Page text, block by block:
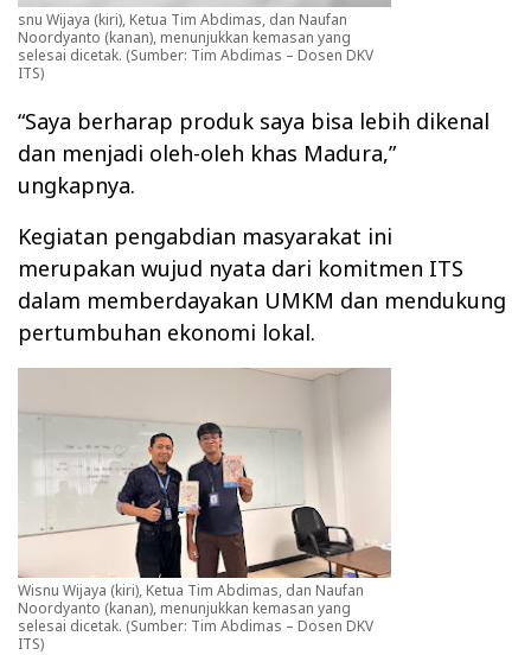
snu Wijaya (kiri), Ketua Tim Abdimas, dan Naufan
Noordyanto (kanan), menunjukkan kemasan yang
selesai dicetak. (Sumber: Tim Abdimas – Dosen DKV
ITS)
“Saya berharap produk saya bisa lebih dikenal
dan menjadi oleh-oleh khas Madura,”
ungkapnya.
Kegiatan pengabdian masyarakat ini
merupakan wujud nyata dari komitmen ITS
dalam memberdayakan UMKM dan mendukung
pertumbuhan ekonomi lokal.
Wisnu Wijaya (kiri), Ketua Tim Abdimas, dan Naufan
Noordyanto (kanan), menunjukkan kemasan yang
selesai dicetak. (Sumber: Tim Abdimas – Dosen DKV
ITS)